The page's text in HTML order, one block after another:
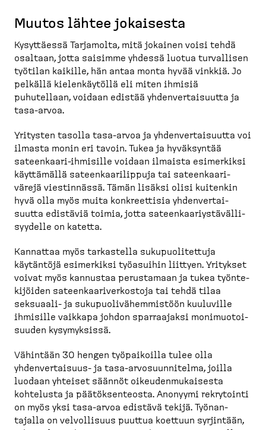
Muutos lähtee jokaisesta
Kysyttäessä Tarjamolta, mitä jokainen voisi tehdä
osaltaan, jotta saisimme yhdessä luotua turvallisen
työtilan kaikille, hän antaa monta hyvää vinkkiä. Jo
pelkällä kielen­käytöllä eli miten ihmisiä
puhutellaan, voidaan edistää yhdenver­tai­suutta ja
tasa-​arvoa.
Yritysten tasolla tasa-​arvoa ja yhdenver­tai­suutta voi
ilmasta monin eri tavoin. Tukea ja hyväksyntää
sateenkaari-​ihmisille voidaan ilmaista esimerkiksi
käyttämällä sateen­kaa­ri­lippuja tai sateen­kaa­ri­
värejä viestinnässä. Tämän lisäksi olisi kuitenkin
hyvä olla myös muita konkreettisia yhdenver­tai­
suutta edistäviä toimia, jotta sateen­kaa­riys­tä­väl­li­
syydelle on katetta.
Kannattaa myös tarkastella sukupuo­li­tettuja
käytäntöjä esimerkiksi työasuihin liittyen. Yritykset
voivat myös kannustaa perustamaan ja tukea työnte­
ki­jöiden sateen­kaa­ri­ver­kostoja tai tehdä tilaa
seksuaali-​ ja sukupuo­li­vä­hem­mistöön kuuluville
ihmisille vaikkapa johdon sparraajaksi monimuo­toi­
suuden kysymyksissä.
Vähintään 30 hengen työpai­koilla tulee olla
yhdenver­taisuus-​ ja tasa-​arvosuun­nitelma, joilla
luodaan yhteiset säännöt oikeuden­mu­kaisesta
kohtelusta ja päätök­sen­teosta. Anonyymi rekrytointi
on myös yksi tasa-​arvoa edistävä tekijä. Työnan­
tajalla on velvol­lisuus puuttua koettuun syrjintään,